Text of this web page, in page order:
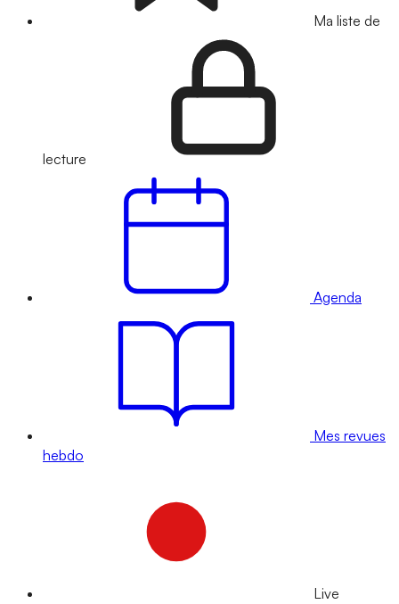
Ma liste de
lecture
Agenda
Mes revues
hebdo
Live